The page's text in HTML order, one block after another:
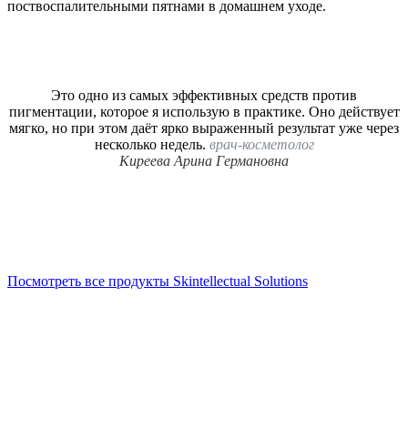
поствоспалительными пятнами в домашнем уходе.
Это одно из самых эффективных средств против
пигментации, которое я использую в практике. Оно действует
мягко, но при этом даёт ярко выраженный результат уже через
несколько недель. врач-косметолог
Киреева Арина Германовна
Посмотреть все продукты Skintellectual Solutions